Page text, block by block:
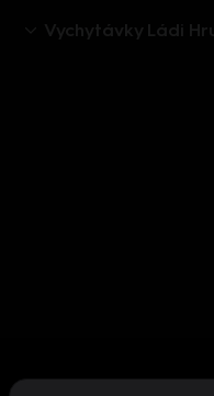
Vychytávky Ládi